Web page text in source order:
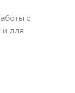
с
и для